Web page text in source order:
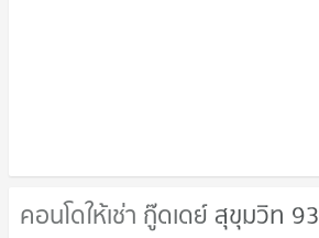
คอนโดให้เช่า กู๊ดเดย์ สุขุมวิท 93
คอนโดให้เช่า กู๊ดเดย์ สุขุมวิท 93